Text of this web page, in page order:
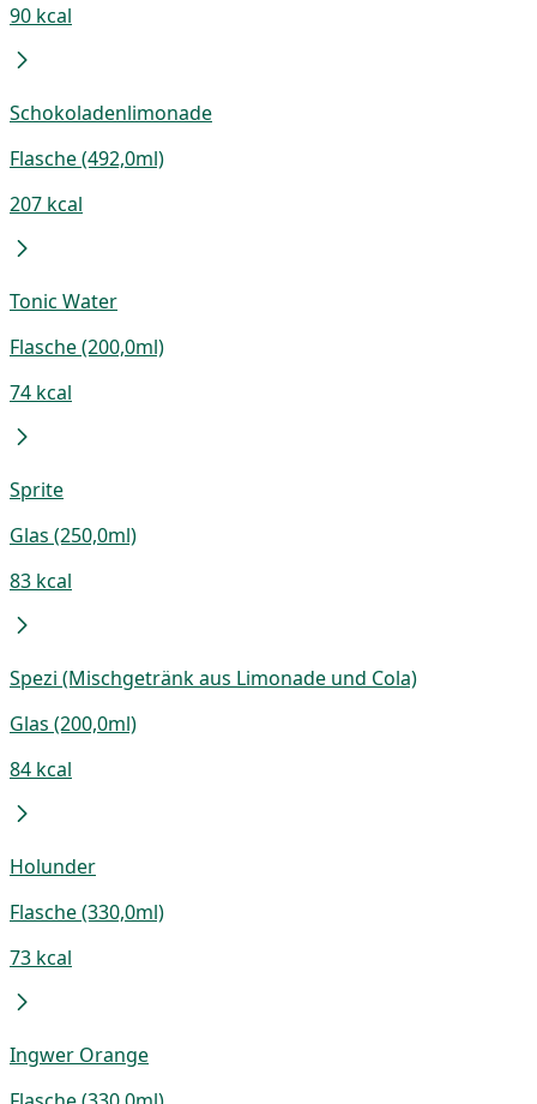
90 kcal
Schokoladenlimonade
Flasche (492,0ml)
207 kcal
Tonic Water
Flasche (200,0ml)
74 kcal
Sprite
Glas (250,0ml)
83 kcal
Spezi (Mischgetränk aus Limonade und Cola)
Glas (200,0ml)
84 kcal
Holunder
Flasche (330,0ml)
73 kcal
Ingwer Orange